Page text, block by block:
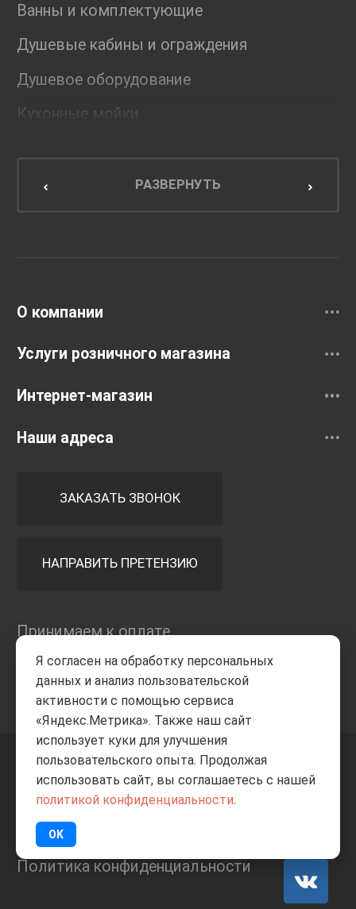
Ванны и комплектующие
Душевые кабины и ограждения
Душевое оборудование
Кухонные мойки
Мебель для кухниРАЗВЕРНУТЬ
О компании
Услуги розничного магазина
Интернет-магазин
Наши адреса
ЗАКАЗАТЬ ЗВОНОК
НАПРАВИТЬ ПРЕТЕНЗИЮ
Принимаем к оплате
+7 8332205-805 ВВЕРХ
ИП Баранов А.С. 2026
Политика конфиденциальности
Я согласен на обработку персональных
данных и анализ пользовательской
активности с помощью сервиса
«Яндекс.Метрика». Также наш сайт
использует куки для улучшения
пользовательского опыта. Продолжая
использовать сайт, вы соглашаетесь с нашей
политикой конфиденциальности.
OK